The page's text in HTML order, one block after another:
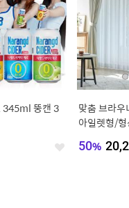
345ml 뚱캔 3
좋
맞춤 브라
아일렛형/
50%